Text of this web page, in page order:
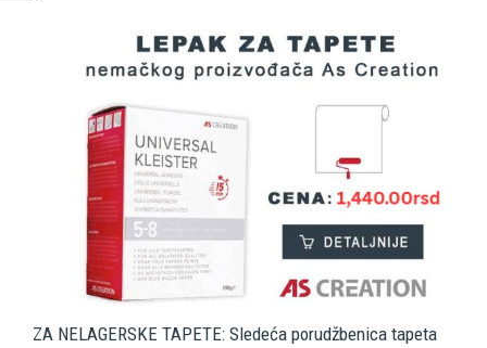
ZA NELAGERSKE TAPETE: Sledeća porudžbenica tapeta